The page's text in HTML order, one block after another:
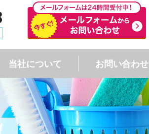
当社について お問い合わせ